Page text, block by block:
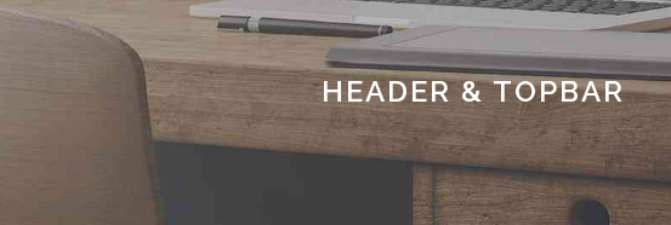
HEADER & TOPBAR